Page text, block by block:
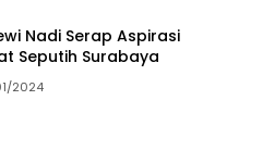
Nadi Serap Aspirasi
Seputih Surabaya
2024